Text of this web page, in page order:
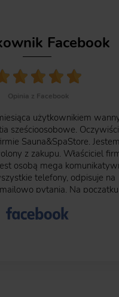
Facebook
Opinia z Facebook
użytkownikiem
sześcioosobowe.
Sauna&SpaStore. Jestem
z zakupu. Właściciel
osobą mega
telefony, odpisuje na
pytania. Na początku
zapłacić przed rozpoczęciem